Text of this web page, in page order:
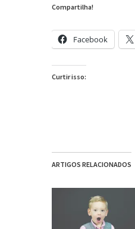
Compartilha!
Facebook
Curtir isso:
ARTIGOS RELACIONADOS